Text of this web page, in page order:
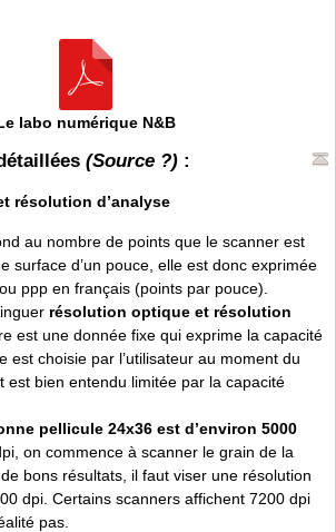
labo numérique N&B
(Source ?) :
résolution d’analyse
au nombre de points que le scanner est
surface d’un pouce, elle est donc exprimée
ppp en français (points par pouce).
résolution optique et résolution
est une donnée fixe qui exprime la capacité
est choisie par l’utilisateur au moment du
est bien entendu limitée par la capacité
pellicule 24x36 est d’environ 5000
on commence à scanner le grain de la
bons résultats, il faut viser une résolution
dpi. Certains scanners affichent 7200 dpi
pas.